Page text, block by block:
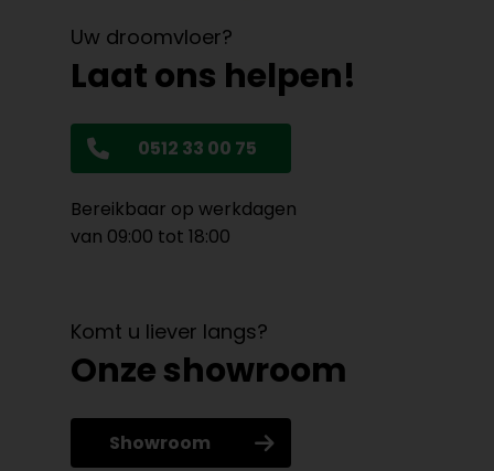
Uw droomvloer?
Laat ons helpen!
0512 33 00 75
Bereikbaar op werkdagen
van 09:00 tot 18:00
Komt u liever langs?
Onze showroom
Showroom